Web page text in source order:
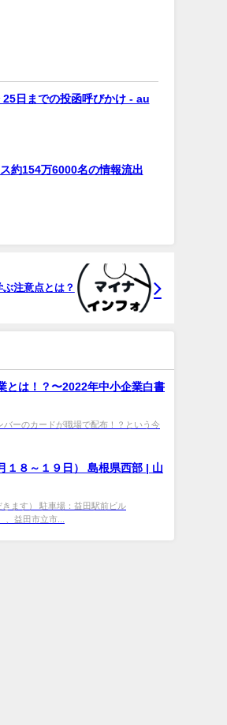
日までの投函呼びかけ - au
約154万6000名の情報流出
注意点とは？
とは！？〜2022年中小企業白書
ーのカードが職場で配布！？という今
１８～１９日） 島根県西部 | 山
きます） 駐車場：益田駅前ビル
益田市立市...